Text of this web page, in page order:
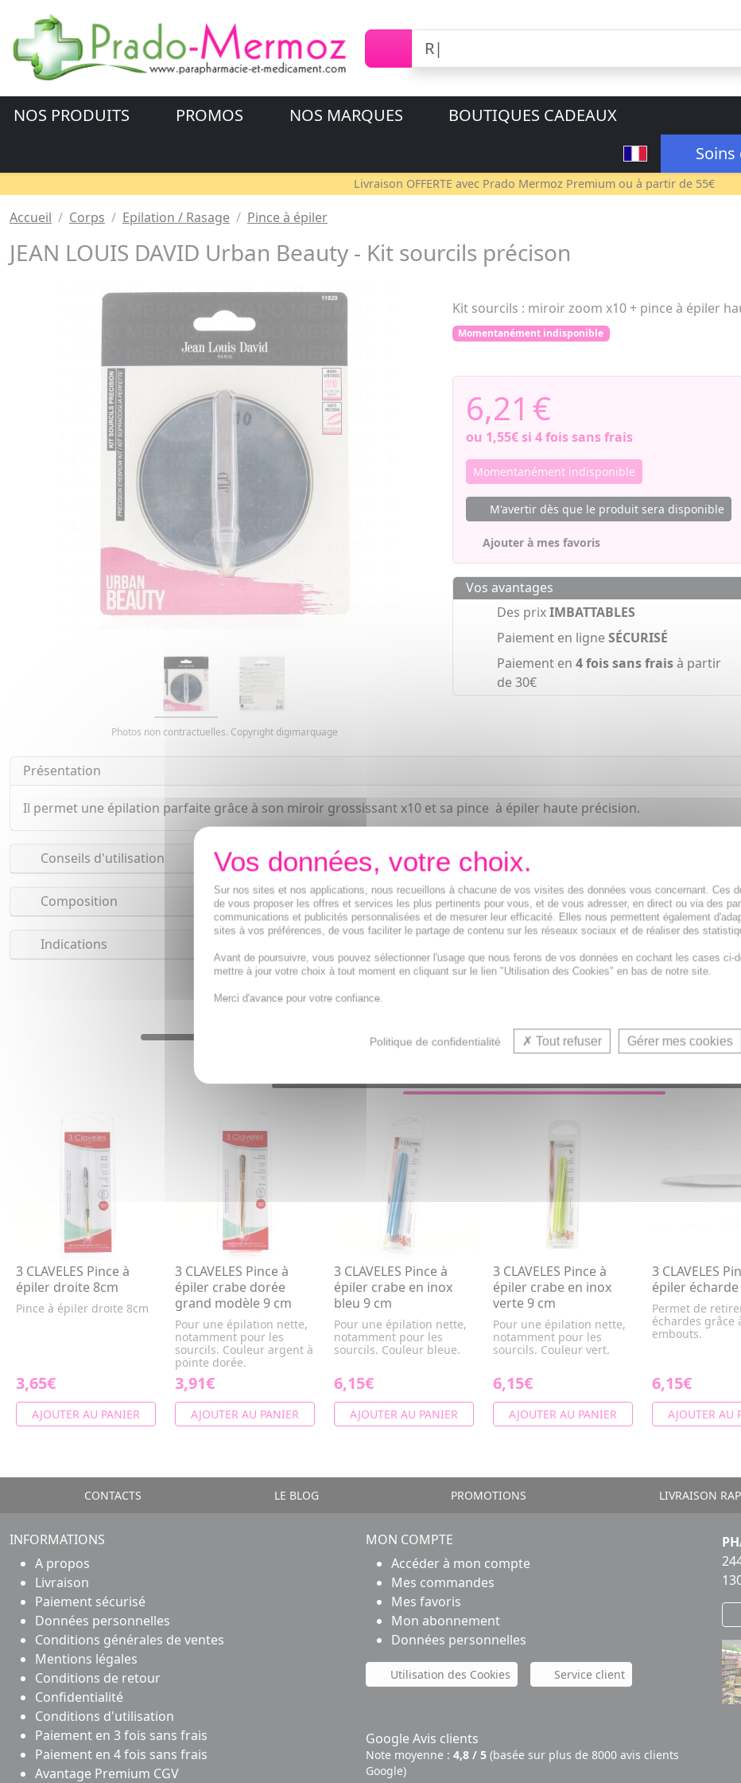
NOS PRODUITS PROMOS NOS MARQUES
BOUTIQUES CADEAUX
Livraison OFFERTE avec Prado Mermoz Premium ou à partir de 55€
Accueil Corps Epilation / Rasage Pince à épiler
JEAN LOUIS DAVID Urban Beauty - Kit sourcils précison
Photos non contractuelles. Copyright digimarquage
Kit sourcils : miroir zoom x10 + pince à épiler
Momentanément indisponible
6,21 €
ou 1,55€si 4 fois sans frais
Momentanément indisponible
M'avertir dès que le produit sera disponible
Ajouter à mes favoris
Vos avantages
Des prixIMBATTABLES
Paiement en ligneSÉCURISÉ
Paiement en 4 fois sans fraisà partir
de 30€
Présentation
Il permet une épilation parfaite grâce à son miroir grossissant x10 et sa pince à épiler haute précision.
Conseils d'utilisation
Composition
Indications
VOUS AIMEREZ AUSSI...
3 CLAVELES Pince à
épiler droite 8cm
Pince à épiler droite 8cm
3,65€
AJOUTER AU PANIER
3 CLAVELES Pince à
épiler crabe dorée
grand modèle 9 cm
Pour une épilation nette,
notamment pour les
sourcils. Couleur argent à
pointe dorée.
3,91€
AJOUTER AU PANIER
3 CLAVELES Pince à
épiler crabe en inox
bleu 9 cm
Pour une épilation nette,
notamment pour les
sourcils. Couleur bleue.
6,15€
AJOUTER AU PANIER
3 CLAVELES Pince à
épiler crabe en inox
verte 9 cm
Pour une épilation nette,
notamment pour les
sourcils. Couleur vert.
6,15€
AJOUTER AU PANIER
3 CLAVELES
épiler écharde
Permet de
échardes grâce
embouts.
6,15€
AJOUTER AU
CONTACTS LE BLOG PROMOTIONS LIVRAISON
INFORMATIONS
A propos
Livraison
Paiement sécurisé
Données personnelles
Conditions générales de ventes
Mentions légales
Conditions de retour
Confidentialité
Conditions d'utilisation
Paiement en 3 fois sans frais
Paiement en 4 fois sans frais
Avantage Premium CGV
MON COMPTE
Accéder à mon compte
Mes commandes
Mes favoris
Mon abonnement
Données personnelles
Utilisation des Cookies Service client
Google Avis clients
Note moyenne : 4,8 / 5 (basée sur plus de 8000 avis clients
Google)
Sur nos sites et nos applications, nous recueillons à chacune de vos visites des données vous concernant. Ces
de vous proposer les offres et services les plus pertinents pour vous, et de vous adresser, en direct ou via des
communications et publicités personnalisées et de mesurer leur efficacité. Elles nous permettent également
sites à vos préférences, de vous faciliter le partage de contenu sur les réseaux sociaux et de réaliser des
Avant de poursuivre, vous pouvez sélectionner l'usage que nous ferons de vos données en cochant les cases ci-
mettre à jour votre choix à tout moment en cliquant sur le lien "Utilisation des Cookies" en bas de notre site.
Merci d'avance pour votre confiance.
Politique de confidentialité Tout refuser Gérer mes cookies